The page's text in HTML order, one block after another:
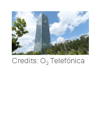
Credits: O2Telefónica